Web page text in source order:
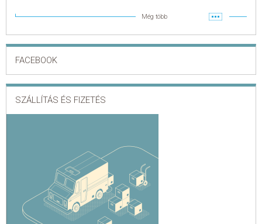
Még több
FACEBOOK
SZÁLLÍTÁS ÉS FIZETÉS